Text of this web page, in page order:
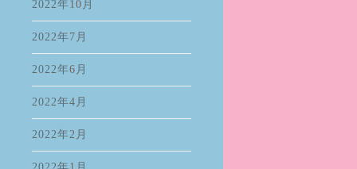
2022年10月
2022年7月
2022年6月
2022年4月
2022年2月